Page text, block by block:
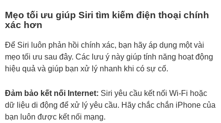
Mẹo tối ưu giúp Siri tìm kiếm điện thoại chính
xác hơn
Để Siri luôn phản hồi chính xác, bạn hãy áp dụng một vài
mẹo tối ưu sau đây. Các lưu ý này giúp tính năng hoạt động
hiệu quả và giúp bạn xử lý nhanh khi có sự cố.
Đảm bảo kết nối Internet: Siri yêu cầu kết nối Wi-Fi hoặc
dữ liệu di động để xử lý yêu cầu. Hãy chắc chắn iPhone của
bạn luôn được kết nối mạng.